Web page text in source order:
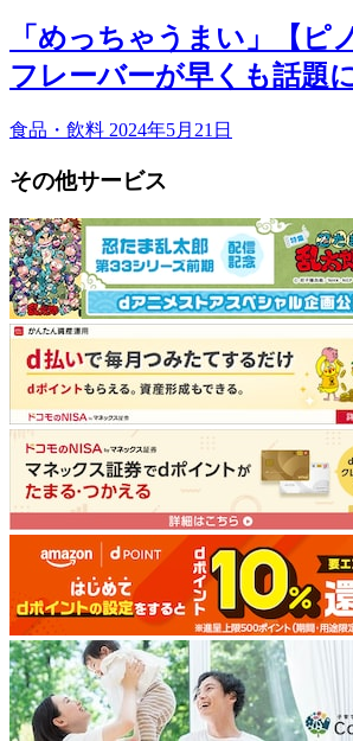
「めっちゃうまい」【ピ
フレーバーが早くも話題
食品・飲料 2024年5月21日
その他サービス